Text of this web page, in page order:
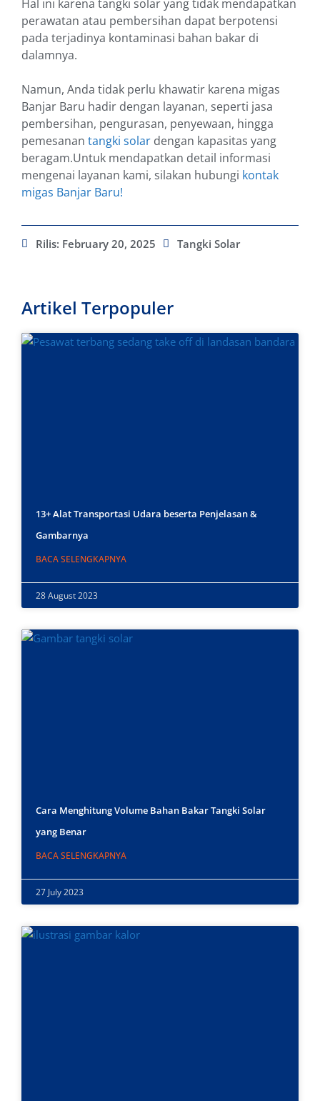
Hal ini karena tangki solar yang tidak mendapatkan
perawatan atau pembersihan dapat berpotensi
pada terjadinya kontaminasi bahan bakar di
dalamnya.
Namun, Anda tidak perlu khawatir karena migas
Banjar Baru hadir dengan layanan, seperti jasa
pembersihan, pengurasan, penyewaan, hingga
pemesanan tangki solar dengan kapasitas yang
beragam.Untuk mendapatkan detail informasi
mengenai layanan kami, silakan hubungi kontak
migas Banjar Baru!
Rilis: February 20, 2025 Tangki Solar
Artikel Terpopuler
13+ Alat Transportasi Udara beserta Penjelasan &
Gambarnya
BACA SELENGKAPNYA
28 August 2023
Cara Menghitung Volume Bahan Bakar Tangki Solar
yang Benar
BACA SELENGKAPNYA
27 July 2023